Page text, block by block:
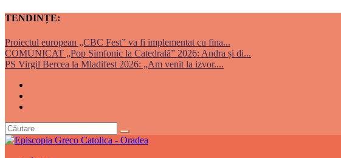
TENDINȚE:
Proiectul european „CBC Fest” va fi implementat cu fina...
COMUNICAT „Pop Simfonic la Catedrală” 2026: Andra și di...
PS Virgil Bercea la Mladifest 2026: „Am venit la izvor....